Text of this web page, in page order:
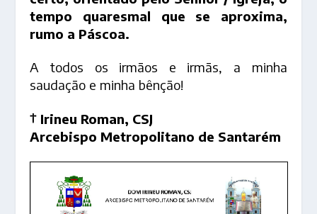
tempo quaresmal que se aproxima,
rumo a Páscoa.
A todos os irmãos e irmãs, a minha
saudação e minha bênção!
† Irineu Roman, CSJ
Arcebispo Metropolitano de Santarém